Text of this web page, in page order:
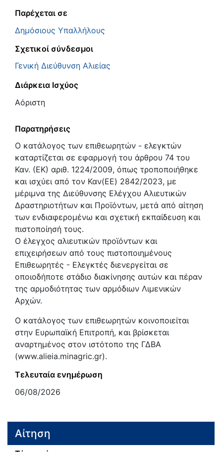
Παρέχεται σε
Δημόσιους Υπαλλήλους
Σχετικοί σύνδεσμοι
Γενική Διεύθυνση Αλιείας
Διάρκεια Ισχύος
Αόριστη
Παρατηρήσεις
Ο κατάλογος των επιθεωρητών - ελεγκτών
καταρτίζεται σε εφαρµογή του άρθρου 74 του
Καν. (ΕΚ) αριθ. 1224/2009, όπως τροποποιήθηκε
και ισχύει από τον Καν(ΕΕ) 2842/2023, µε
µέριµνα της ∆ιεύθυνσης Ελέγχου Αλιευτικών
∆ραστηριοτήτων και Προϊόντων, μετά από αίτηση
των ενδιαφερομένω και σχετική εκπαίδευση και
πιστοποίησή τους.
Ο έλεγχος αλιευτικών προϊόντων και
επιχειρήσεων από τους πιστοποιημένους
Επιθεωρητές - Ελεγκτές διενεργείται σε
οποιοδήποτε στάδιο διακίνησης αυτών και πέραν
της αρμοδιότητας των αρμόδιων Λιμενικών
Αρχών.
Ο κατάλογος των επιθεωρητών κοινοποιείται
στην Ευρωπαϊκή Επιτροπή, και βρίσκεται
αναρτημένος στον ιστότοπο της ΓΔΒΑ
(www.alieia.minagric.gr).
Τελευταία ενημέρωση
06/08/2026
Αίτηση